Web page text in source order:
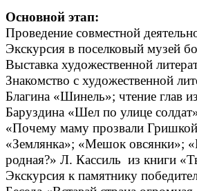
Основной этап:
Проведение совместной
Экскурсия в поселковый музей
Выставка художественной
Знакомство с художественной
Благина «Шинель»; чтение глав
Баруздина «Шел по улице
«Почему маму прозвали
«Землянка»; «Мешок овсянки»;
родная?» Л. Кассиль из книги
Экскурсия к памятнику